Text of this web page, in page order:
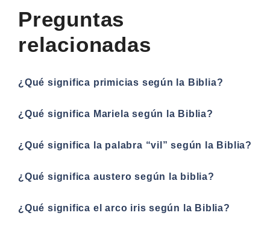
Preguntas
relacionadas
¿Qué significa primicias según la Biblia?
¿Qué significa Mariela según la Biblia?
¿Qué significa la palabra “vil” según la Biblia?
¿Qué significa austero según la biblia?
¿Qué significa el arco iris según la Biblia?